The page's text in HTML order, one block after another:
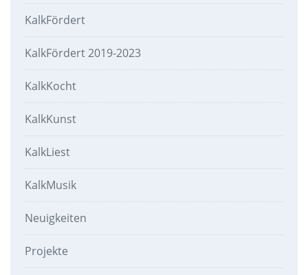
KalkFördert
KalkFördert 2019-2023
KalkKocht
KalkKunst
KalkLiest
KalkMusik
Neuigkeiten
Projekte